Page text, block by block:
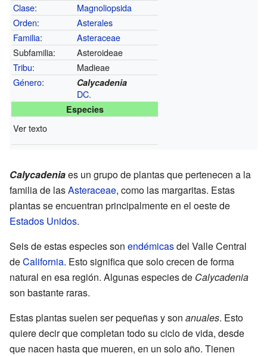
Clase:
Magnoliopsida
Orden:
Asterales
Familia:
Asteraceae
Subfamilia:
Asteroideae
Tribu:
Madieae
Género: Calycadenia
DC.
Especies
Ver texto
Calycadeniaes un grupo de plantas que pertenecen a la
familia de lasAsteraceae, como las margaritas. Estas
plantas se encuentran principalmente en el oeste de
Estados Unidos.
Seis de estas especies son endémicasdel Valle Central
deCalifornia. Esto significa que solo crecen de forma
natural en esa región. Algunas especies de Calycadenia
son bastante raras.
Estas plantas suelen ser pequeñas y son anuales. Esto
quiere decir que completan todo su ciclo de vida, desde
que nacen hasta que mueren, en un solo año. Tienen